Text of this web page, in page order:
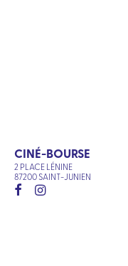
CINÉ-BOURSE
2 PLACE LÉNINE
87200 SAINT-JUNIEN